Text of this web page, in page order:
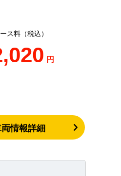
ス料（税込）
円
情報詳細